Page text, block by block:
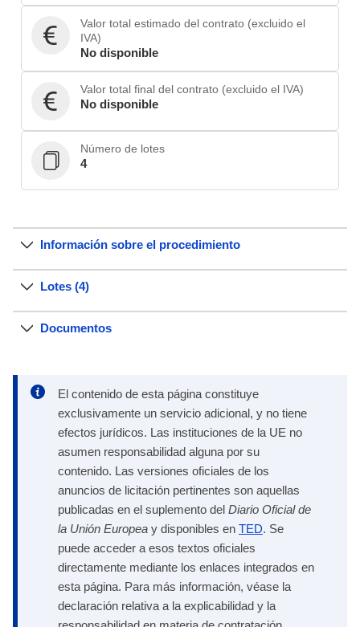
Valor total estimado del contrato (excluido el
IVA)
No disponible
Valor total final del contrato (excluido el IVA)
No disponible
Número de lotes
4
Información sobre el procedimiento
Lotes (4)
Documentos
El contenido de esta página constituye
exclusivamente un servicio adicional, y no tiene
efectos jurídicos. Las instituciones de la UE no
asumen responsabilidad alguna por su
contenido. Las versiones oficiales de los
anuncios de licitación pertinentes son aquellas
publicadas en el suplemento del Diario Oficial de
la Unión Europea y disponibles en TED. Se
puede acceder a esos textos oficiales
directamente mediante los enlaces integrados en
esta página. Para más información, véase la
declaración relativa a la explicabilidad y la